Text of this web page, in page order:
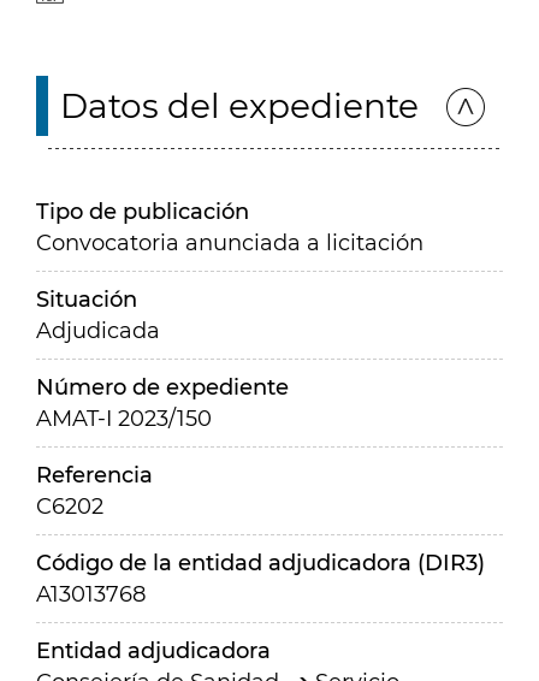
Datos del expediente
Tipo de publicación
Convocatoria anunciada a licitación
Situación
Adjudicada
Número de expediente
AMAT-I 2023/150
Referencia
C6202
Código de la entidad adjudicadora (DIR3)
A13013768
Entidad adjudicadora